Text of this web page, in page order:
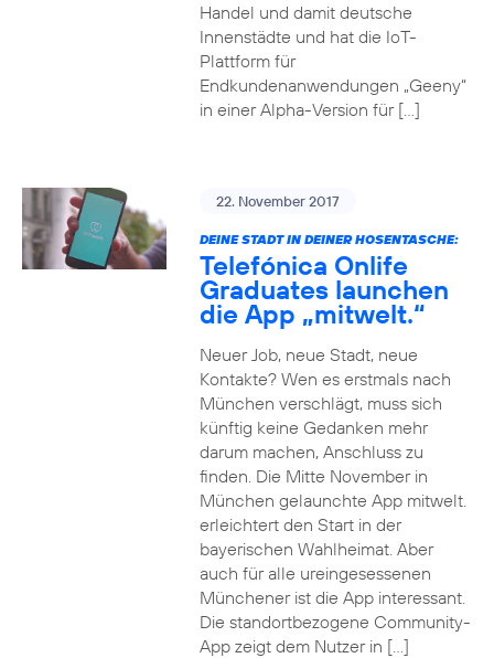
Handel und damit deutsche
Innenstädte und hat die IoT-
Plattform für
Endkundenanwendungen „Geeny“
in einer Alpha-Version für […]
22. November 2017
DEINE STADT IN DEINER HOSENTASCHE:
Telefónica Onlife
Graduates launchen
die App „mitwelt.“
Neuer Job, neue Stadt, neue
Kontakte? Wen es erstmals nach
München verschlägt, muss sich
künftig keine Gedanken mehr
darum machen, Anschluss zu
finden. Die Mitte November in
München gelaunchte App mitwelt.
erleichtert den Start in der
bayerischen Wahlheimat. Aber
auch für alle ureingesessenen
Münchener ist die App interessant.
Die standortbezogene Community-
App zeigt dem Nutzer in […]